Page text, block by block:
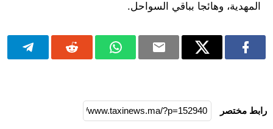
المهدية، وهائجا بباقي السواحل.
رابط مختصر